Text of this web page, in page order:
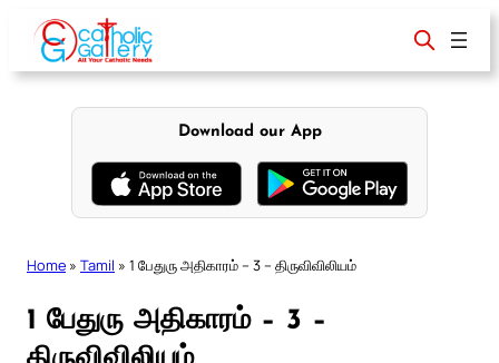
content
Download our App
Home » Tamil » 1 பேதுரு அதிகாரம் – 3 – திருவிவிலியம்
1 பேதுரு அதிகாரம் – 3 –